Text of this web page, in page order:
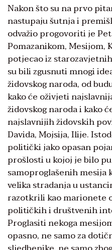
Nakon što su na prvo
nastupaju šutnja i
odvažio progovoriti je
Pomazanikom, Mesijom,
potjecao iz
su bili zgusnuti mnogi
židovskog naroda, od
kako će oživjeti
židovskog naroda i kako
najslavnijih židovskih
Davida, Mojsija, Ilije.
politički jako opasan
prošlosti u kojoj je bilo
samoproglašenih mesija
velika stradanja u
razotkrili kao marionete
političkih i društvenih
Proglasiti nekoga
opasno, ne samo za